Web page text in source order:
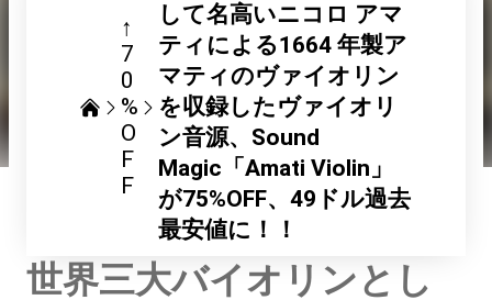
↑
7
0
%
O
F
F
して名高いニコロ アマ
ティによる1664 年製ア
マティのヴァイオリン
を収録したヴァイオリ
ン音源、Sound
Magic「Amati Violin」
が75%OFF、49ドル過去
最安値に！！
世界三大バイオリンとし